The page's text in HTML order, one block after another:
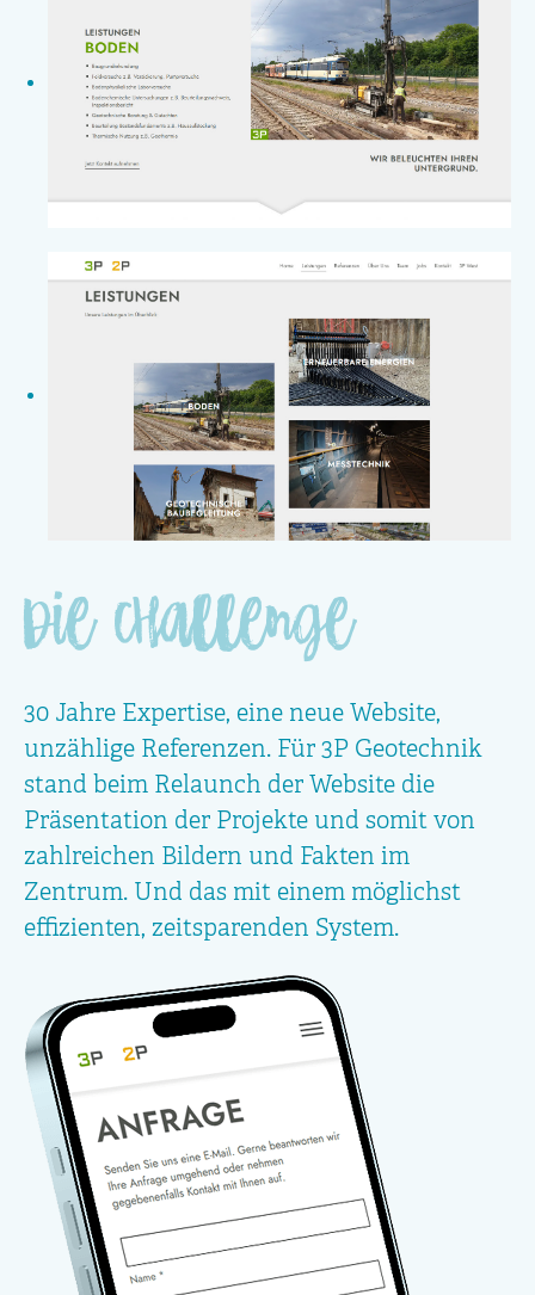
die Challenge
30 Jahre Expertise, eine neue Website,
unzählige Referenzen. Für 3P Geotechnik
stand beim Relaunch der Website die
Präsentation der Projekte und somit von
zahlreichen Bildern und Fakten im
Zentrum. Und das mit einem möglichst
effizienten, zeitsparenden System.